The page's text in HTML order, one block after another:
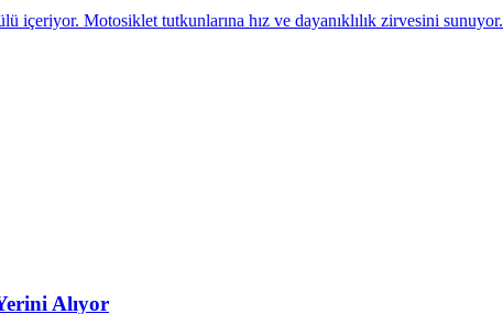
Motosiklet tutkunlarına hız ve dayanıklılık zirvesini sunuyor.
Alıyor